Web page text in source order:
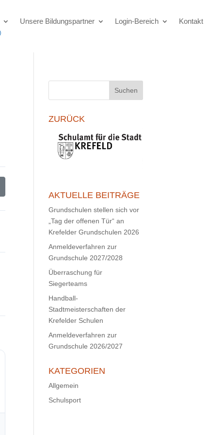
Unsere Bildungspartner Login-Bereich Kontakt
Suchen
ZURÜCK
AKTUELLE BEITRÄGE
Grundschulen stellen sich vor
„Tag der offenen Tür“ an
Krefelder Grundschulen 2026
Anmeldeverfahren zur
Grundschule 2027/2028
Überraschung für
Siegerteams
Handball-
Stadtmeisterschaften der
Krefelder Schulen
Anmeldeverfahren zur
Grundschule 2026/2027
KATEGORIEN
Allgemein
Schulsport